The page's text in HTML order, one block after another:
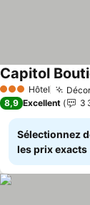
3 ÉtoilesHôtel
Capitol
8,9 Excellent 3
Sélectionnez
les prix exacts